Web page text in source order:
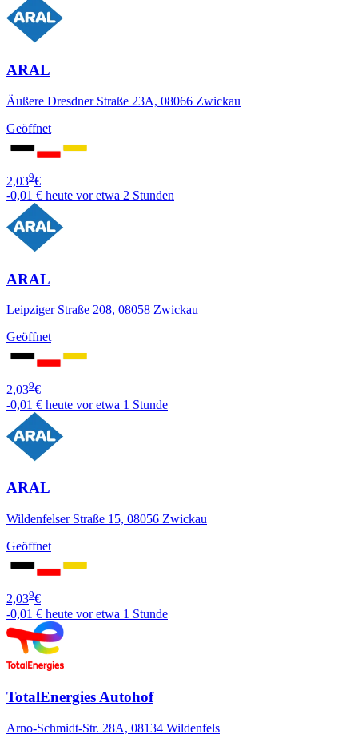
ARAL
Äußere Dresdner Straße 23A, 08066 Zwickau
Geöffnet
2,039€
-0,01 € heute vor etwa 2 Stunden
ARAL
Leipziger Straße 208, 08058 Zwickau
Geöffnet
2,039€
-0,01 € heute vor etwa 1 Stunde
ARAL
Wildenfelser Straße 15, 08056 Zwickau
Geöffnet
2,039€
-0,01 € heute vor etwa 1 Stunde
TotalEnergies Autohof
Arno-Schmidt-Str. 28A, 08134 Wildenfels